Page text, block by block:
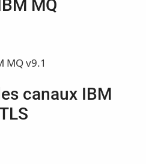
MQ
MQ v9.1
canaux IBM